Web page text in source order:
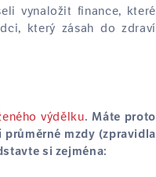
vynaložit finance, které
který zásah do zdraví
výdělku. Máte proto
mzdy (zpravidla
si zejména: